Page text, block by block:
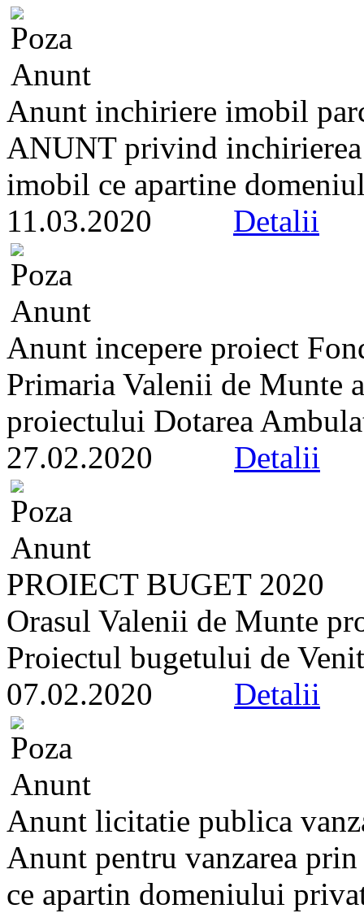
Anunt inchiriere imobil
ANUNT privind
imobil ce apartine
11.03.2020 Detalii
Anunt incepere proiect
Primaria Valenii de Munte
proiectului Dotarea
27.02.2020 Detalii
PROIECT BUGET 2020
Orasul Valenii de Munte
Proiectul bugetului de
07.02.2020 Detalii
Anunt licitatie publica
Anunt pentru vanzarea
ce apartin domeniului